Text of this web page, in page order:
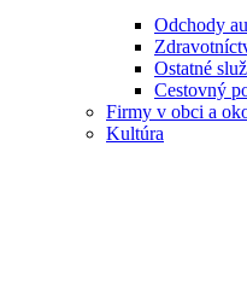
Odchody
Ostatné
Cestovný
Firmy v obci a
Kultúra